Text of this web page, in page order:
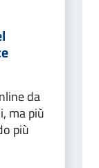
da
ma più
più